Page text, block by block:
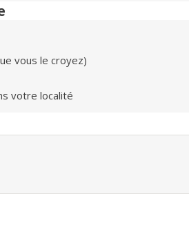
vous le croyez)
votre localité